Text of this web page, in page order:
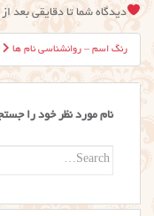
دیدگاه شما تا دقایقی بعد
راهبری
نوشته
رنگ اسم – روانشناسی نام ها
نام مورد نظر خود را
Search